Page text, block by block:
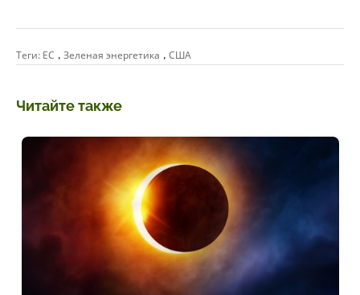
Теги: ЕС , Зеленая энергетика , США
Читайте также